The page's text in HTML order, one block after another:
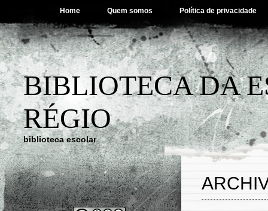
Home Quem somos Política de privacidade
BIBLIOTECA DA
RÉGIO
biblioteca escolar